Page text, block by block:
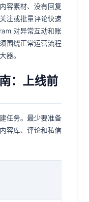
容素材、没有回复
注或批量评论快速
对异常互动和账
围绕正常运营流程
器。
：上线前
任务。最少要准备
容库、评论和私信